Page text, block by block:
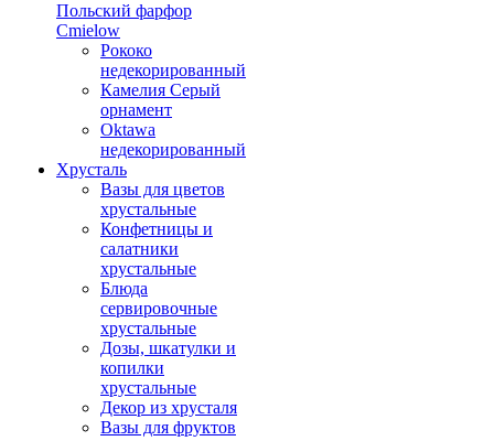
Польский фарфор
Сmielow
Рококо
недекорированный
Камелия Серый
орнамент
Oktawa
недекорированный
Хрусталь
Вазы для цветов
хрустальные
Конфетницы и
салатники
хрустальные
Блюда
сервировочные
хрустальные
Дозы, шкатулки и
копилки
хрустальные
Декор из хрусталя
Вазы для фруктов